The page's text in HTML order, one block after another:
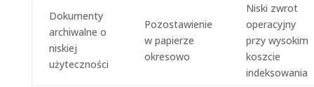
Dokumenty
archiwalne o
niskiej
użyteczności
Pozostawienie
w papierze
okresowo
Niski zwrot
operacyjny
przy wysokim
koszcie
indeksowania